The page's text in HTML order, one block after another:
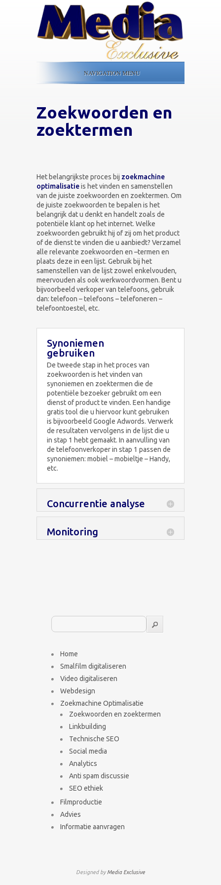
NAVIGATION MENU
Zoekwoorden en
zoektermen
Het belangrijkste proces bij zoekmachine
optimalisatieis het vinden en samenstellen
van de juiste zoekwoorden en zoektermen. Om
de juiste zoekwoorden te bepalen is het
belangrijk dat u denkt en handelt zoals de
potentiële klant op het internet. Welke
zoekwoorden gebruikt hij of zij om het product
of de dienst te vinden die u aanbiedt? Verzamel
alle relevante zoekwoorden en –termen en
plaats deze in een lijst. Gebruik bij het
samenstellen van de lijst zowel enkelvouden,
meervouden als ook werkwoordvormen. Bent u
bijvoorbeeld verkoper van telefoons, gebruik
dan: telefoon – telefoons – telefoneren –
telefoontoestel, etc.
Synoniemen
gebruiken
De tweede stap in het proces van
zoekwoorden is het vinden van
synoniemen en zoektermen die de
potentiële bezoeker gebruikt om een
dienst of product te vinden. Een handige
gratis tool die u hiervoor kunt gebruiken
is bijvoorbeeld Google Adwords. Verwerk
de resultaten vervolgens in de lijst die u
in stap 1 hebt gemaakt. In aanvulling van
de telefoonverkoper in stap 1 passen de
synoniemen: mobiel – mobieltje – Handy,
etc.
Concurrentie analyse
Monitoring
Home
Smalfilm digitaliseren
Video digitaliseren
Webdesign
Zoekmachine Optimalisatie
Zoekwoorden en zoektermen
Linkbuilding
Technische SEO
Social media
Analytics
Anti spam discussie
SEO ethiek
Filmproductie
Advies
Informatie aanvragen
Designed by Media Exclusive